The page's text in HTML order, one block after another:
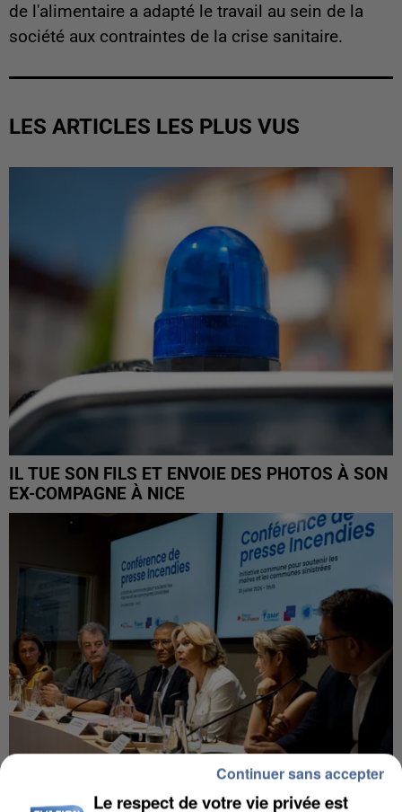
de l'alimentaire a adapté le travail au sein de la
société aux contraintes de la crise sanitaire.
LES ARTICLES LES PLUS VUS
IL TUE SON FILS ET ENVOIE DES PHOTOS À SON
EX-COMPAGNE À NICE
Le respect de votre vie privée est
Continuer sans accepter